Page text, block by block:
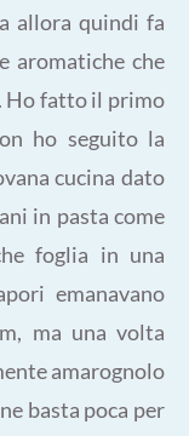
allora quindi fa
aromatiche che
Ho fatto il primo
ho seguito la
cucina dato
in pasta come
foglia in una
emanavano
ma una volta
amarognolo
basta poca per